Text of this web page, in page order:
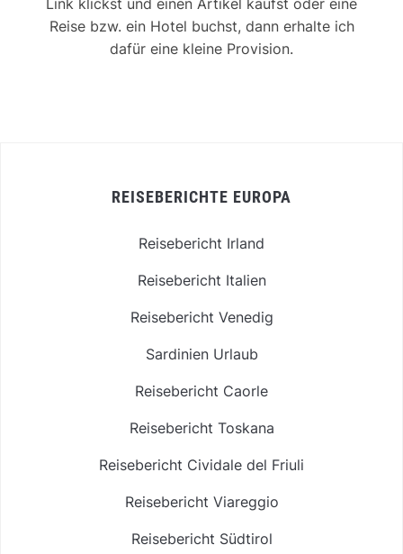
Reise bzw. ein Hotel buchst, dann erhalte ich
dafür eine kleine Provision.
REISEBERICHTE EUROPA
Reisebericht Irland
Reisebericht Italien
Reisebericht Venedig
Sardinien Urlaub
Reisebericht Caorle
Reisebericht Toskana
Reisebericht Cividale del Friuli
Reisebericht Viareggio
Reisebericht Südtirol